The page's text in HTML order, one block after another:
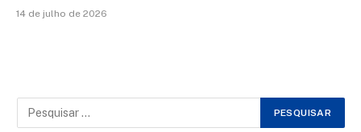
14 de julho de 2026